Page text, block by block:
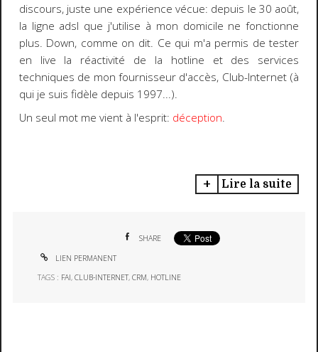
discours, juste une expérience vécue: depuis le 30 août,
la ligne adsl que j'utilise à mon domicile ne fonctionne
plus. Down, comme on dit. Ce qui m'a permis de tester
en live la réactivité de la hotline et des services
techniques de mon fournisseur d'accès, Club-Internet(à
qui je suis fidèle depuis 1997...).
Un seul mot me vient à l'esprit: déception.
Lire la suite
SHARE
LIEN PERMANENT
TAGS : FAI,CLUB-INTERNET,CRM, HOTLINE